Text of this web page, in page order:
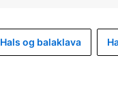
Hals og balaklava